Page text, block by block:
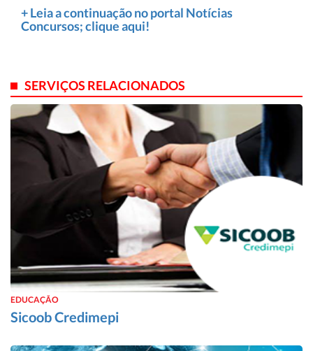
+ Leia a continuação no portal Notícias
Concursos; clique aqui!
SERVIÇOS RELACIONADOS
EDUCAÇÃO
Sicoob Credimepi